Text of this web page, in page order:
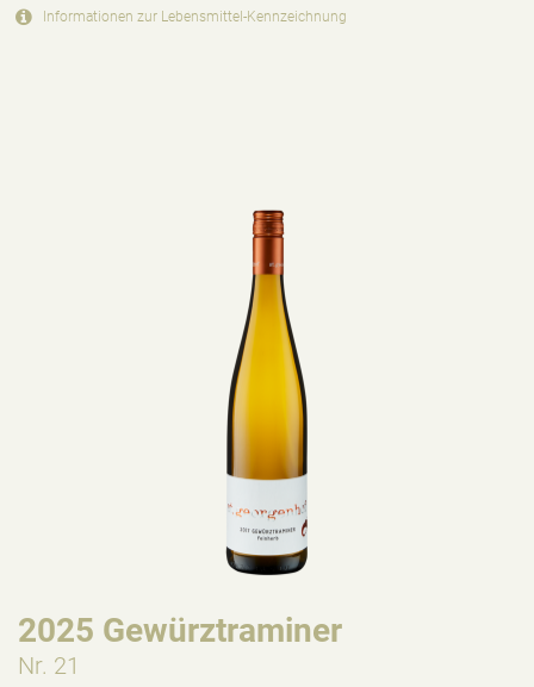
Informationen zur Lebensmittel-Kennzeichnung
2025 Gewürztraminer
Nr. 21